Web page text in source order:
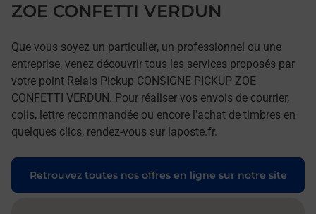
ZOE CONFETTI VERDUN
Que vous soyez un particulier, un professionnel ou une
entreprise, venez découvrir tous les services proposés par
votre point Relais Pickup CONSIGNE PICKUP ZOE
CONFETTI VERDUN. Pour réaliser vos envois de courrier,
colis, lettre recommandée ou encore l'achat de timbres en
quelques clics, rendez-vous sur laposte.fr.
Retrouvez toutes nos offres en ligne sur notre site